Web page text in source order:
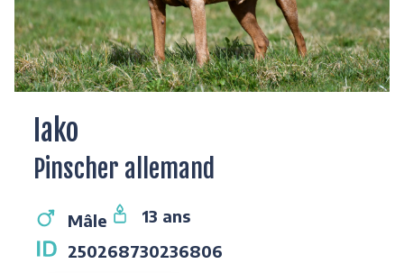
Iako
Pinscher allemand
Mâle
13 ans
250268730236806